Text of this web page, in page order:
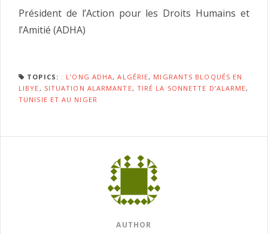
Président de l’Action pour les Droits Humains et
l’Amitié (ADHA)
TOPICS: : L’ONG ADHA,ALGÉRIE, MIGRANTS BLOQUÉS EN
LIBYE, SITUATION ALARMANTE, TIRÉ LA SONNETTE D’ALARME,
TUNISIE ET AU NIGER
AUTHOR